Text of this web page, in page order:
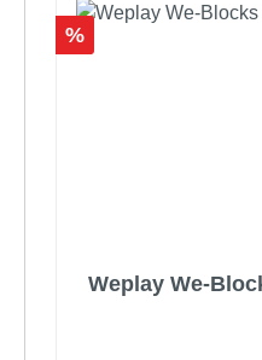
Rabatt
%
Weplay We-